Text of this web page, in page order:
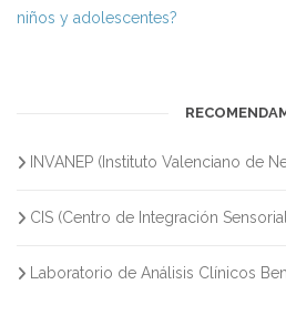
niños y adolescentes?
INVANEP (Instituto Valenciano de
CIS (Centro de Integración
Laboratorio de Análisis Clínicos